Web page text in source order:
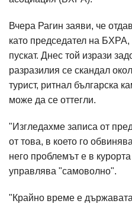
Вчера Рагин заяви, че
като председател на БХРА,
пускат. Днес той изрази
разразилия се скандал
турист, ритнал българска
може да се оттегли.
"Изгледахме записа от
от това, в което го
него проблемът е в
управлява "самоволно".
"Крайно време е